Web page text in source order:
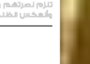
تلزم
وأنعكس